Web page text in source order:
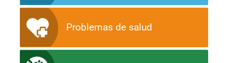
Problemas de salud